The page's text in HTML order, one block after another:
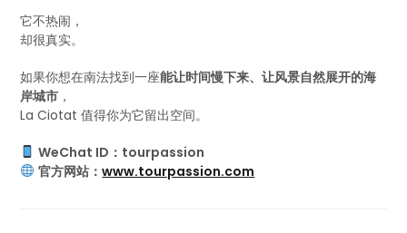
它不热闹，
却很真实。
如果你想在南法找到一座能让时间慢下来、让风景自然展开的海
岸城市 ，
La Ciotat 值得你为它留出空间。
WeChat ID：tourpassion
官方网站：www.tourpassion.com